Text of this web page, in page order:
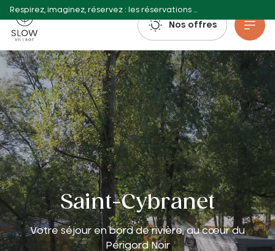
Aller au contenu principal
Slow Village
Nos offres
Saint-Cybranet
Votre séjour en bord de rivière, au cœur du
Périgord Noir